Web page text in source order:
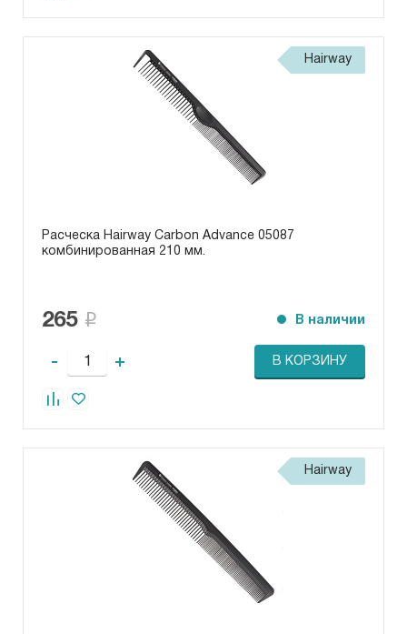
Hairway
Расческа Hairway Carbon Advance 05087
комбинированная 210 мм.
265 В наличии
- + В КОРЗИНУ
Hairway